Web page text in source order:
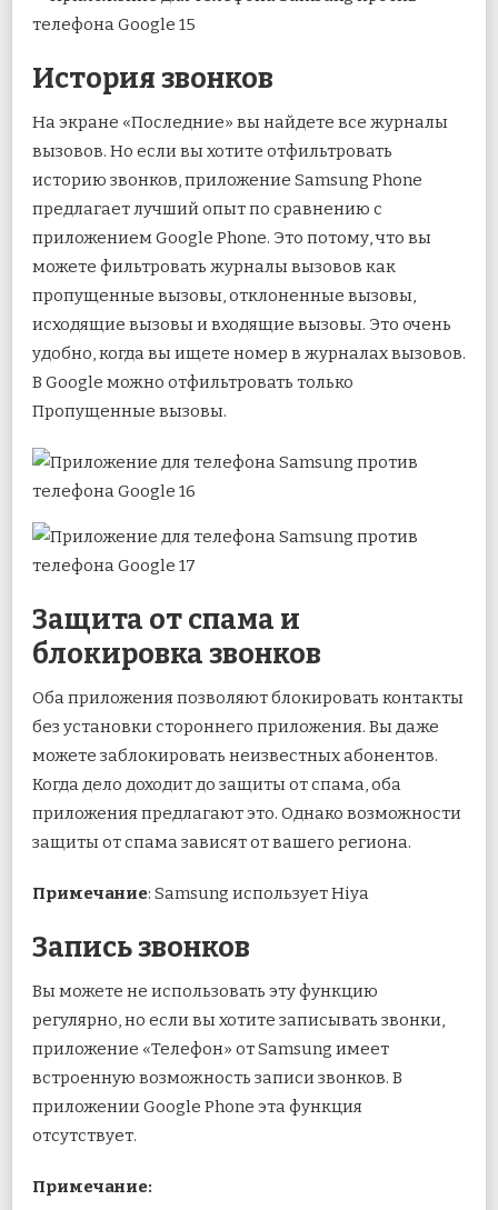
История звонков
На экране «Последние» вы найдете все журналы
вызовов. Но если вы хотите отфильтровать
историю звонков, приложение Samsung Phone
предлагает лучший опыт по сравнению с
приложением Google Phone. Это потому, что вы
можете фильтровать журналы вызовов как
пропущенные вызовы, отклоненные вызовы,
исходящие вызовы и входящие вызовы. Это очень
удобно, когда вы ищете номер в журналах вызовов.
В Google можно отфильтровать только
Пропущенные вызовы.
Защита от спама и
блокировка звонков
Оба приложения позволяют блокировать контакты
без установки стороннего приложения. Вы даже
можете заблокировать неизвестных абонентов.
Когда дело доходит до защиты от спама, оба
приложения предлагают это. Однако возможности
защиты от спама зависят от вашего региона.
Примечание: Samsung использует Hiya
Запись звонков
Вы можете не использовать эту функцию
регулярно, но если вы хотите записывать звонки,
приложение «Телефон» от Samsung имеет
встроенную возможность записи звонков. В
приложении Google Phone эта функция
отсутствует.
Примечание: